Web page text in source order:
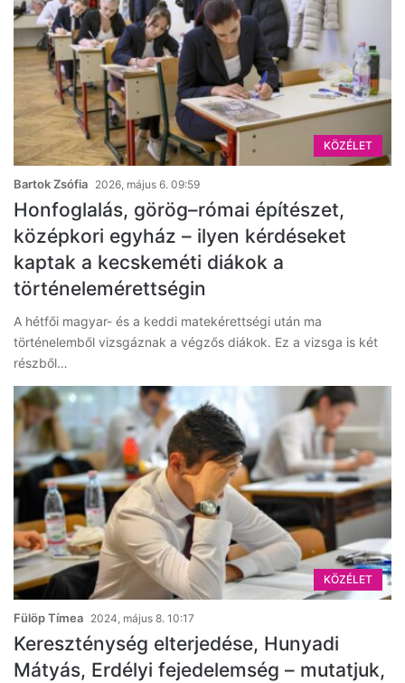
KÖZÉLET
Bartok Zsófia 2026, május 6. 09:59
Honfoglalás, görög–római építészet,
középkori egyház – ilyen kérdéseket
kaptak a kecskeméti diákok a
történelemérettségin
A hétfői magyar- és a keddi matekérettségi után ma
történelemből vizsgáznak a végzős diákok. Ez a vizsga is két
részből…
KÖZÉLET
Fülöp Tímea 2024, május 8. 10:17
Kereszténység elterjedése, Hunyadi
Mátyás, Erdélyi fejedelemség – mutatjuk,